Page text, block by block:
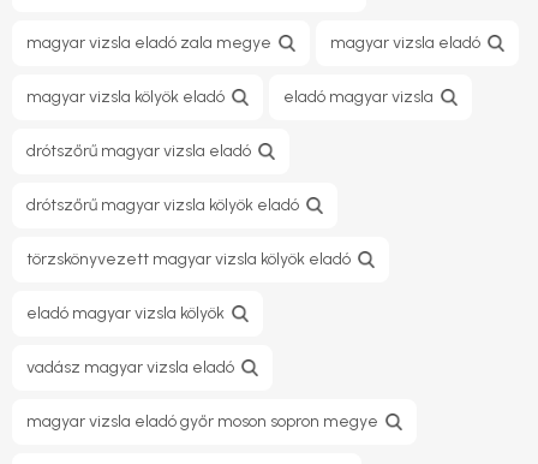
magyar vizsla eladó zala megye magyar vizsla eladó
magyar vizsla kölyök eladó eladó magyar vizsla
drótszőrű magyar vizsla eladó
drótszőrű magyar vizsla kölyök eladó
törzskönyvezett magyar vizsla kölyök eladó
eladó magyar vizsla kölyök
vadász magyar vizsla eladó
magyar vizsla eladó győr moson sopron megye